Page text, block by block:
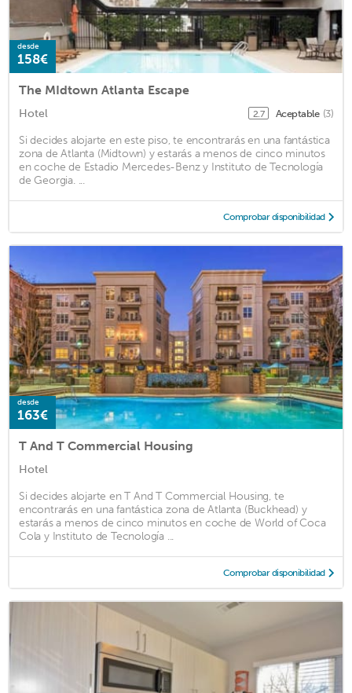
desde
158€
The MIdtown Atlanta Escape
Hotel 2.7 Aceptable (3)
Si decides alojarte en este piso, te encontrarás en una fantástica
zona de Atlanta (Midtown) y estarás a menos de cinco minutos
en coche de Estadio Mercedes-Benz y Instituto de Tecnología
de Georgia. ...
Comprobar disponibilidad
desde
163€
T And T Commercial Housing
Hotel
Si decides alojarte en T And T Commercial Housing, te
encontrarás en una fantástica zona de Atlanta (Buckhead) y
estarás a menos de cinco minutos en coche de World of Coca
Cola y Instituto de Tecnología ...
Comprobar disponibilidad